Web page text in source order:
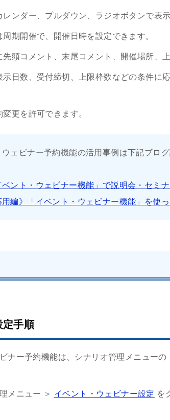
レンダー、プルダウン、ラジオボタンで表示
期開催で、開催日時を設定できます。
先頭コメント、末尾コメント、開催場所、
示日数、受付締切、上限枠数などの条件に
更を許可できます。
ェビナー予約機能の活用事例は下記ブログ
ベント・ウェビナー機能」で説明会・セミ
用編》「イベント・ウェビナー機能」を使
定手順
ナー予約機能は、シナリオ管理メニュー
メニュー ＞ イベント・ウェビナー設定 を